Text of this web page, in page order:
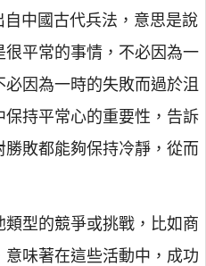
中國古代兵法，意思是說
平常的事情，不必因為一
因為一時的失敗而過於沮
持平常心的重要性，告訴
敗都能夠保持冷靜，從而
型的競爭或挑戰，比如商
味著在這些活動中，成功